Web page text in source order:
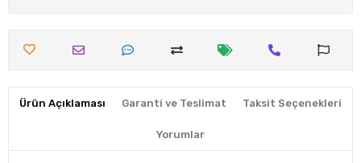
Ürün Açıklaması Garanti ve Teslimat Taksit Seçenekleri
Yorumlar